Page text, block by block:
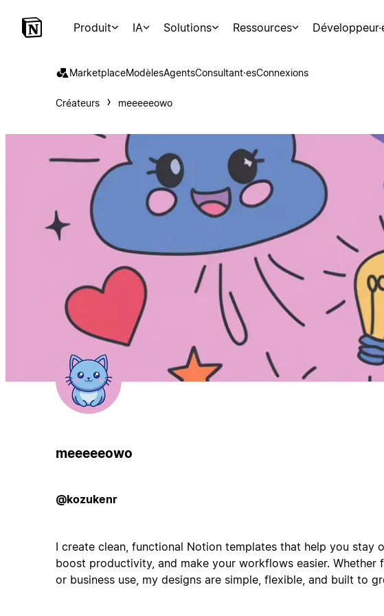
Produit IA Solutions Ressources
MarketplaceModèlesAgentsConsultant·esConnexions
Créateurs meeeeeowo
meeeeeowo
@kozukenr
I create clean, functional Notion templates that help you stay
boost productivity, and make your workflows easier. Whether
or business use, my designs are simple, flexible, and built to